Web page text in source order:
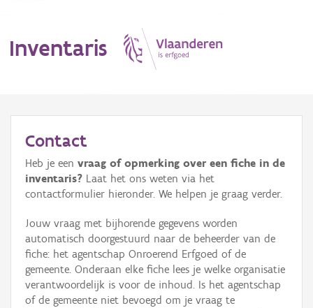
Inventaris
Erfgoedobject
Aanduidingsobject
Waarneming
Thema
Gebeurtenis
Contact
Heb je een vraag of opmerking over een fiche in de
inventaris? Laat het ons weten via het
contactformulier hieronder. We helpen je graag verder.
Jouw vraag met bijhorende gegevens worden
automatisch doorgestuurd naar de beheerder van de
fiche: het agentschap Onroerend Erfgoed of de
gemeente. Onderaan elke fiche lees je welke organisatie
verantwoordelijk is voor de inhoud. Is het agentschap
of de gemeente niet bevoegd om je vraag te